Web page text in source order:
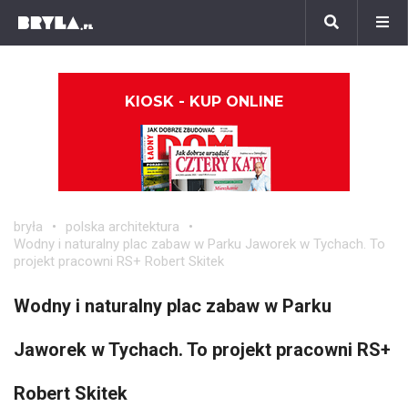
KIOSK - KUP ONLINE
bryła
polska architektura
Wodny i naturalny plac zabaw w Parku Jaworek w Tychach. To
projekt pracowni RS+ Robert Skitek
Wodny i naturalny plac zabaw w Parku
Jaworek w Tychach. To projekt pracowni RS+
Robert Skitek